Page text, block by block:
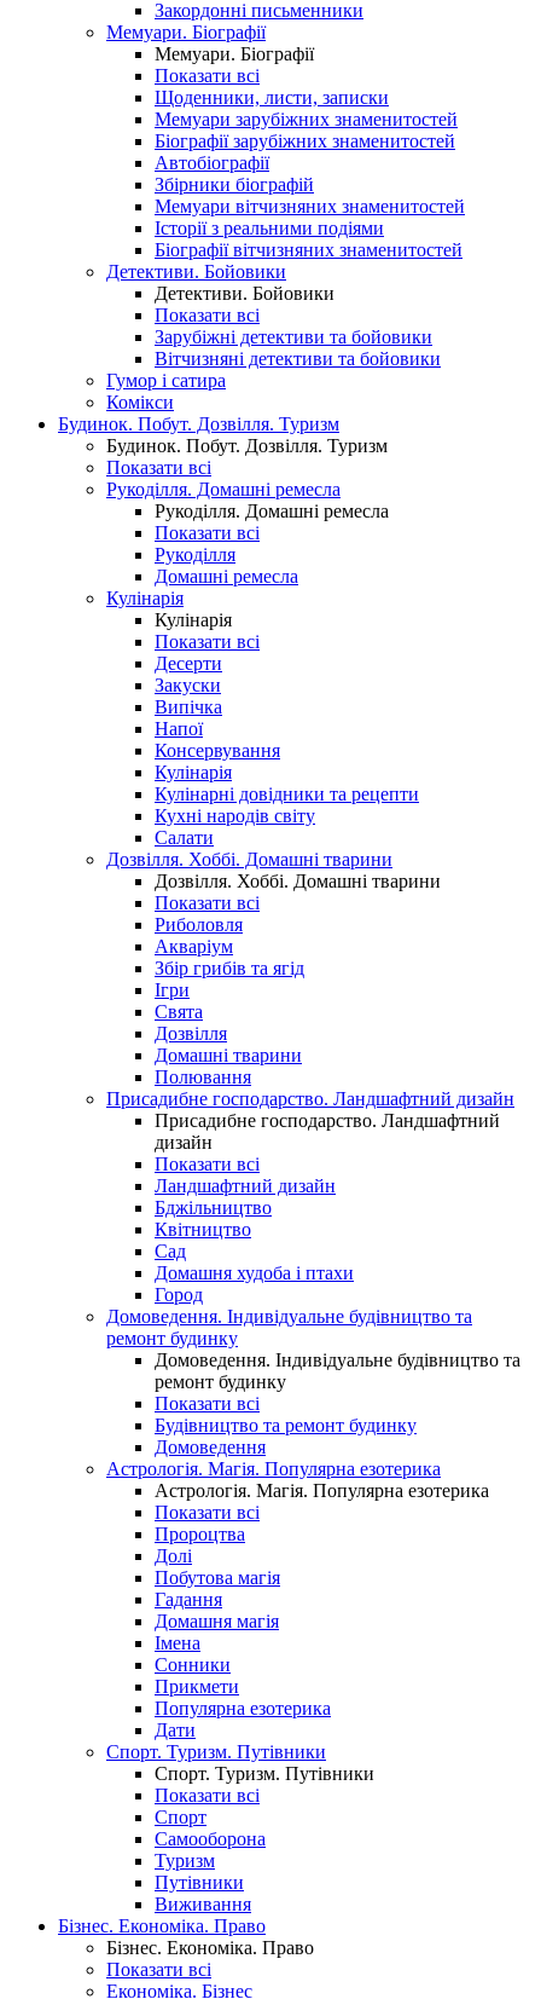
Закордонні письменники
Мемуари. Біографії
Мемуари. Біографії
Показати всі
Щоденники, листи, записки
Мемуари зарубіжних знаменитостей
Біографії зарубіжних знаменитостей
Автобіографії
Збірники біографій
Мемуари вітчизняних знаменитостей
Історії з реальними подіями
Біографії вітчизняних знаменитостей
Детективи. Бойовики
Детективи. Бойовики
Показати всі
Зарубіжні детективи та бойовики
Вітчизняні детективи та бойовики
Гумор і сатира
Комікси
Будинок. Побут. Дозвілля. Туризм
Будинок. Побут. Дозвілля. Туризм
Показати всі
Рукоділля. Домашні ремесла
Рукоділля. Домашні ремесла
Показати всі
Рукоділля
Домашні ремесла
Кулінарія
Кулінарія
Показати всі
Десерти
Закуски
Випічка
Напої
Консервування
Кулінарія
Кулінарні довідники та рецепти
Кухні народів світу
Салати
Дозвілля. Хоббі. Домашні тварини
Дозвілля. Хоббі. Домашні тварини
Показати всі
Риболовля
Акваріум
Збір грибів та ягід
Ігри
Свята
Дозвілля
Домашні тварини
Полювання
Присадибне господарство. Ландшафтний дизайн
Присадибне господарство. Ландшафтний
дизайн
Показати всі
Ландшафтний дизайн
Бджільництво
Квітництво
Сад
Домашня худоба і птахи
Город
Домоведення. Індивідуальне будівництво та
ремонт будинку
Домоведення. Індивідуальне будівництво та
ремонт будинку
Показати всі
Будівництво та ремонт будинку
Домоведення
Астрологія. Магія. Популярна езотерика
Астрологія. Магія. Популярна езотерика
Показати всі
Пророцтва
Долі
Побутова магія
Гадання
Домашня магія
Імена
Сонники
Прикмети
Популярна езотерика
Дати
Спорт. Туризм. Путівники
Спорт. Туризм. Путівники
Показати всі
Спорт
Самооборона
Туризм
Путівники
Виживання
Бізнес. Економіка. Право
Бізнес. Економіка. Право
Показати всі
Економіка. Бізнес